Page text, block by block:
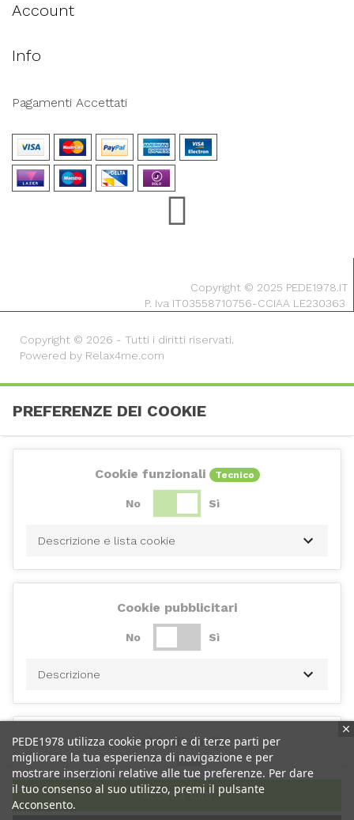
Account
Info
Pagamenti Accettati
Copyright © 2025 PEDE1978.IT
P. Iva IT03558710756-CCIAA LE230363
Copyright © 2026 - Tutti i diritti riservati.
Powered by Relax4me.com
PEDE1978 utilizza cookie propri e di terze parti per
migliorare la tua esperienza di navigazione e per
mostrare inserzioni relative alle tue preferenze. Per dare
il tuo consenso al suo utilizzo, premi il pulsante
Acconsento.
PREFERENZE DEI COOKIE
Cookie funzionali Tecnico
No Sì
Descrizione e lista cookie
Cookie pubblicitari
No Sì
Descrizione
Cookie di analisi
No Sì
Descrizione
Accetta tutti